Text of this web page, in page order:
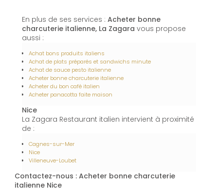
En plus de ses services : Acheter bonne
charcuterie italienne, La Zagara vous propose
aussi :
Achat bons produits italiens
Achat de plats préparés et sandwichs minute
Achat de sauce pesto italienne
Acheter bonne charcuterie italienne
Acheter du bon café italien
Acheter panacotta faite maison
Nice
La Zagara Restaurant italien intervient à proximité
de :
Cagnes-sur-Mer
Nice
Villeneuve-Loubet
Contactez-nous : Acheter bonne charcuterie
italienne Nice